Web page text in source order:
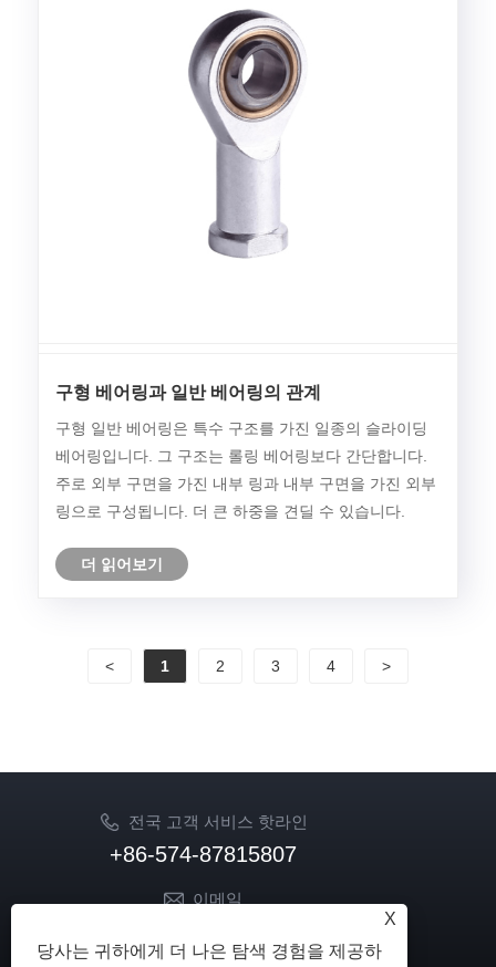
구형 베어링과 일반 베어링의 관계
구형 일반 베어링은 특수 구조를 가진 일종의 슬라이딩
베어링입니다. 그 구조는 롤링 베어링보다 간단합니다.
주로 외부 구면을 가진 내부 링과 내부 구면을 가진 외부
링으로 구성됩니다. 더 큰 하중을 견딜 수 있습니다.
더 읽어보기
< 1 2 3 4 >
전국 고객 서비스 핫라인
+86-574-87815807
이메일
market@hkdongzhou.com
X
당사는 귀하에게 더 나은 탐색 경험을 제공하